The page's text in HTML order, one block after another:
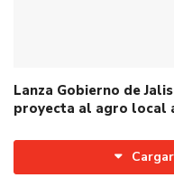
Lanza Gobierno de
proyecta al agro local